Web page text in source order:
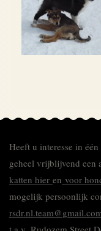
Heeft u interesse in
geheel vrijblijvend een
katten hier en voor
mogelijk persoonlijk